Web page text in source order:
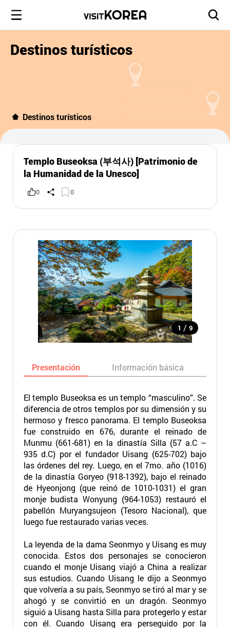
Destinos turísticos
Destinos turísticos
Templo Buseoksa (부석사) [Patrimonio de
la Humanidad de la Unesco]
0 0
1 / 9
Presentación Información básica
El templo Buseoksa es un templo “masculino”. Se
diferencia de otros templos por su dimensión y su
hermoso y fresco panorama. El templo Buseoksa
fue construido en 676, durante el reinado de
Munmu (661-681) en la dinastía Silla (57 a.C –
935 d.C) por el fundador Uisang (625-702) bajo
las órdenes del rey. Luego, en el 7mo. año (1016)
de la dinastía Goryeo (918-1392), bajo el reinado
de Hyeonjong (que reinó de 1010-1031) el gran
monje budista Wonyung (964-1053) restauró el
pabellón Muryangsujeon (Tesoro Nacional), que
luego fue restaurado varias veces.
La leyenda de la dama Seonmyo y Uisang es muy
conocida. Estos dos personajes se conocieron
cuando el monje Uisang viajó a China a realizar
sus estudios. Cuando Uisang le dijo a Seonmyo
que volvería a su país, Seonmyo se tiró al mar y se
ahogó y se convirtió en un dragón. Seonmyo
siguió a Uisang hasta Silla para protegerlo y estar
con él. Cuando Uisang era perseguido por la